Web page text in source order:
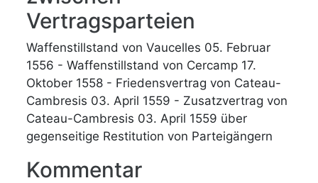
Vertragsparteien
Waffenstillstand von Vaucelles 05. Februar
1556 - Waffenstillstand von Cercamp 17.
Oktober 1558 - Friedensvertrag von Cateau-
Cambresis 03. April 1559 - Zusatzvertrag von
Cateau-Cambresis 03. April 1559 über
gegenseitige Restitution von Parteigängern
Kommentar